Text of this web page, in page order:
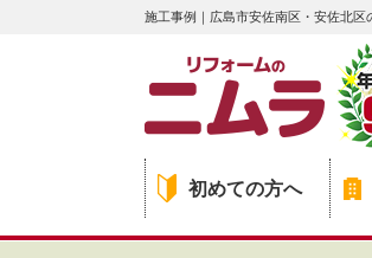
施工事例｜広島市安佐南区・安佐北
初めての方へ